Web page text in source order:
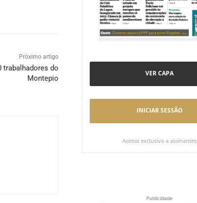
Próximo artigo
trabalhadores do
Montepio
VER CAPA
INICIAR SESSÃO
Acesso exclusivo a assinantes
Publicidade